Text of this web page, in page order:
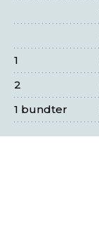
1
2
1 bundter